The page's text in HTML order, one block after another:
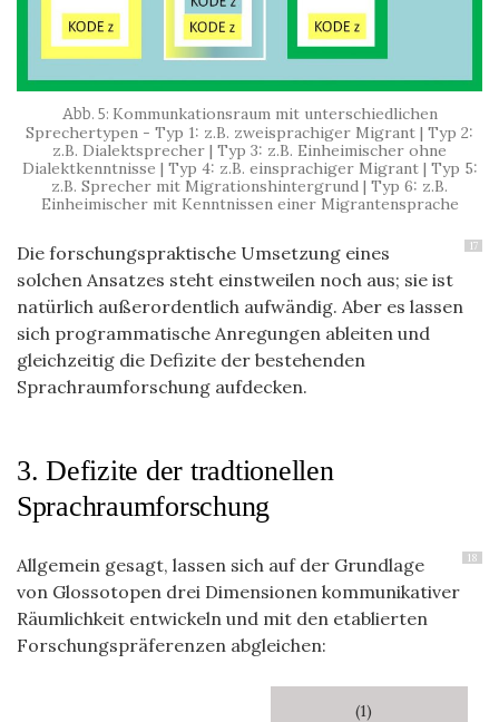
Kommunkationsraum mit unterschiedlichen
Sprechertypen - Typ 1: z.B. zweisprachiger Migrant | Typ 2:
z.B. Dialektsprecher | Typ 3: z.B. Einheimischer ohne
Dialektkenntnisse | Typ 4: z.B. einsprachiger Migrant | Typ 5:
z.B. Sprecher mit Migrationshintergrund | Typ 6: z.B.
Einheimischer mit Kenntnissen einer Migrantensprache
17
Die forschungspraktische Umsetzung eines
solchen Ansatzes steht einstweilen noch aus; sie ist
natürlich außerordentlich aufwändig. Aber es lassen
sich programmatische Anregungen ableiten und
gleichzeitig die Defizite der bestehenden
Sprachraumforschung aufdecken.
3. Defizite der tradtionellen
Sprachraumforschung
18
Allgemein gesagt, lassen sich auf der Grundlage
von Glossotopen drei Dimensionen kommunikativer
Räumlichkeit entwickeln und mit den etablierten
Forschungspräferenzen abgleichen:
(1)